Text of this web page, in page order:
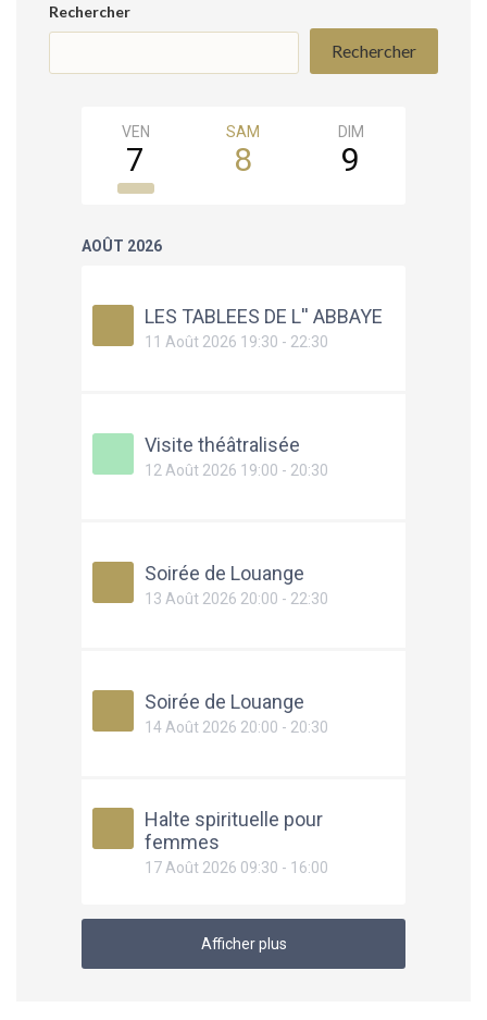
Rechercher
Rechercher
VEN
7
SAM
8
DIM
9
AOÛT 2026
LES TABLEES DE L'' ABBAYE
11 Août 2026 19:30 - 22:30
Visite théâtralisée
12 Août 2026 19:00 - 20:30
Soirée de Louange
13 Août 2026 20:00 - 22:30
Soirée de Louange
14 Août 2026 20:00 - 20:30
Halte spirituelle pour
femmes
17 Août 2026 09:30 - 16:00
Afficher plus